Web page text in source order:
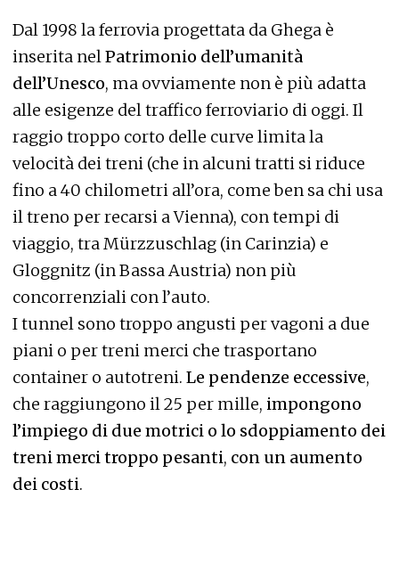
Dal 1998 la ferrovia progettata da Ghega è
inserita nelPatrimonio dell’umanità
dell’Unesco, ma ovviamente non è più adatta
alle esigenze del traffico ferroviario di oggi. Il
raggio troppo corto delle curve limita la
velocità dei treni (che in alcuni tratti si riduce
fino a 40 chilometri all’ora, come ben sa chi usa
il treno per recarsi a Vienna), con tempi di
viaggio, tra Mürzzuschlag (in Carinzia) e
Gloggnitz (in Bassa Austria) non più
concorrenziali con l’auto.
I tunnel sono troppo angusti per vagoni a due
piani o per treni merci che trasportano
container o autotreni. Le pendenze eccessive,
che raggiungono il 25 per mille, impongono
l’impiego di due motrici o lo sdoppiamento dei
treni merci troppo pesanti, con un aumento
dei costi.